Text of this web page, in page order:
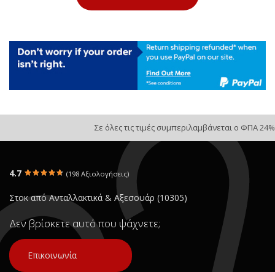
Σε όλες τις τιμές συμπεριλαμβάνεται ο ΦΠΑ 24%
4.7 (198 Αξιολογήσεις)
Στοκ από Ανταλλακτικά & Αξεσουάρ (10305)
Δεν βρίσκετε αυτό που ψάχνετε;
Επικοινωνία